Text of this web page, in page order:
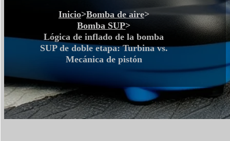
Inicio>Bomba de aire>
Bomba SUP>
Lógica de inflado de la bomba
SUP de doble etapa: Turbina vs.
Mecánica de pistón